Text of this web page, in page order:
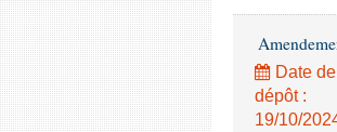
Date de
dépôt :
19/10/